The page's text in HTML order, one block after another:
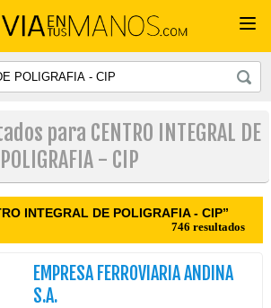
para CENTRO INTEGRAL DE
POLIGRAFIA - CIP
INTEGRAL DE POLIGRAFIA - CIP”
746 resultados
EMPRESA FERROVIARIA ANDINA
S.A.